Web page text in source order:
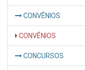
CONVÊNIOS
CONVÊNIOS
CONCURSOS